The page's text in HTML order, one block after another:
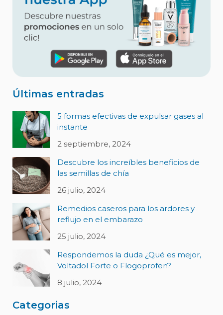
Últimas entradas
5 formas efectivas de expulsar gases al
instante
2 septiembre, 2024
Descubre los increíbles beneficios de
las semillas de chía
26 julio, 2024
Remedios caseros para los ardores y
reflujo en el embarazo
25 julio, 2024
Respondemos la duda ¿Qué es mejor,
Voltadol Forte o Flogoprofen?
8 julio, 2024
Categorias